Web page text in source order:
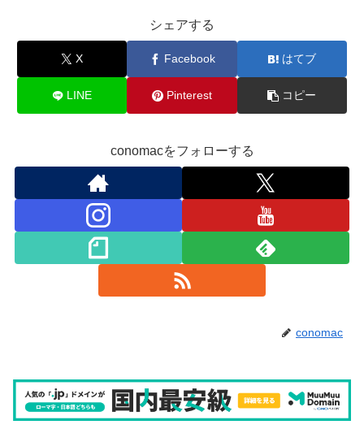
シェアする
X Facebook はてブ
LINE Pinterest コピー
conomacをフォローする
conomac